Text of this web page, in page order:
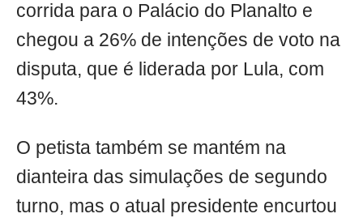
corrida para o Palácio do Planalto e
chegou a 26% de intenções de voto na
disputa, que é liderada por Lula, com
43%.
O petista também se mantém na
dianteira das simulações de segundo
turno, mas o atual presidente encurtou